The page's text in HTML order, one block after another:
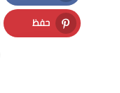
Facebook
حفظ
Pinterest